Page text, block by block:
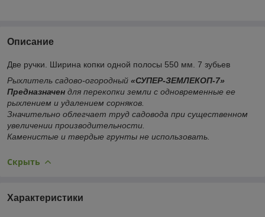
Описание
Две ручки. Ширина копки одной полосы 550 мм. 7 зубьев
Рыхлитель садово-огородный «СУПЕР-ЗЕМЛЕКОП-7»
Предназначен для перекопки земли c одновременные ее
рыхлением и удалением сорняков.
Значительно облегчает труд садовода при существенном
увеличении производительности.
Каменистые и твердые грунты не использовать.
Скрыть
Характеристики